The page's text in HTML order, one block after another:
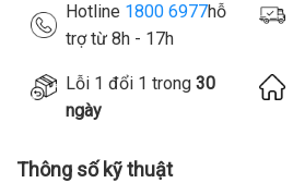
Hotline 1800 6977hỗ
trợ từ 8h - 17h
Lỗi 1 đổi 1 trong 30
ngày
Thông số kỹ thuật